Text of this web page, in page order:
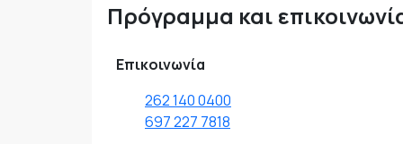
Πρόγραμμα και
Επικοινωνία
262 140 0400
697 227 7818